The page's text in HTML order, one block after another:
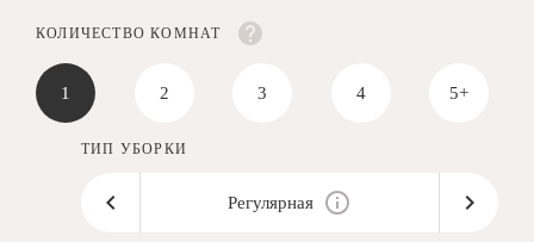
КОЛИЧЕСТВО КОМНАТ
1 2 3 4 5+
ТИП УБОРКИ
Регулярная